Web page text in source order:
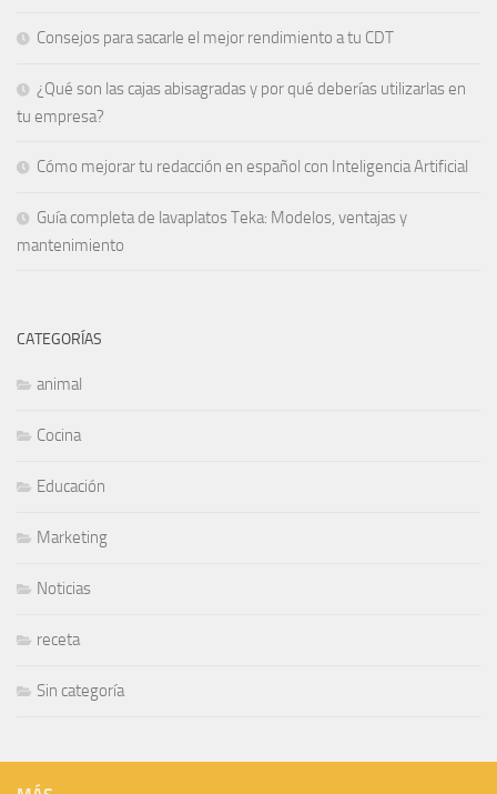
Consejos para sacarle el mejor rendimiento a tu CDT
¿Qué son las cajas abisagradas y por qué deberías utilizarlas en
tu empresa?
Cómo mejorar tu redacción en español con Inteligencia Artificial
Guía completa de lavaplatos Teka: Modelos, ventajas y
mantenimiento
CATEGORÍAS
animal
Cocina
Educación
Marketing
Noticias
receta
Sin categoría